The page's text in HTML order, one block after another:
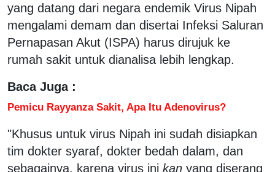
yang datang dari negara endemik Virus Nipah
mengalami demam dan disertai Infeksi Saluran
Pernapasan Akut (ISPA) harus dirujuk ke
rumah sakit untuk dianalisa lebih lengkap.
Baca Juga :
Pemicu Rayyanza Sakit, Apa Itu Adenovirus?
"Khusus untuk virus Nipah ini sudah disiapkan
tim dokter syaraf, dokter bedah dalam, dan
sebagainya, karena virus ini kan yang diserang